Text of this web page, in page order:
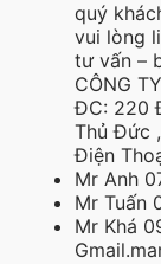
quý
vui lòng
tư vấn –
CÔNG
ĐC: 220
Thủ Đức
Điện
Mr Anh
Mr Tuấn
Mr Khá